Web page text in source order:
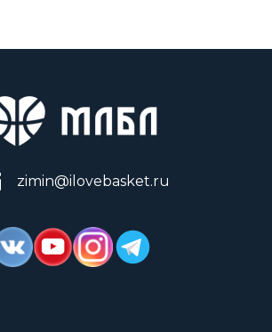
zimin@ilovebasket.ru